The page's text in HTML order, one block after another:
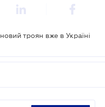
троян вже в Україні